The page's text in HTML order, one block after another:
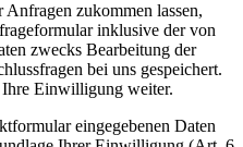
zukommen lassen,
inklusive der von
zwecks Bearbeitung der
bei uns gespeichert.
Einwilligung weiter.
eingegebenen Daten